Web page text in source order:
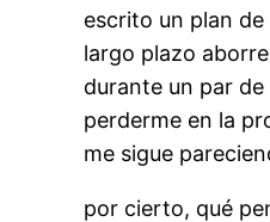
escrito un plan de
largo plazo
durante un par
perderme en la
me sigue
por cierto, qué